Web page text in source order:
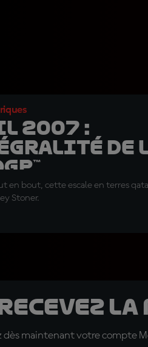
2007 :
de
en bout, cette escale en terres
Stoner.
dès maintenant votre compte